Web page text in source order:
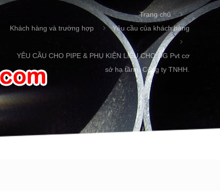
Trang chủ
Khách hàng và trường hợp
Yêu cầu của khách hàng
YÊU CẦU CHO PIPE & PHỤ KIỆN LIỆU CHO DG Pvt cơ
sở hạ tầng. Công ty TNHH.